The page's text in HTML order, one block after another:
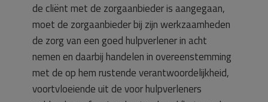
de cliënt met de zorgaanbieder is aangegaan,
moet de zorgaanbieder bij zijn werkzaamheden
de zorg van een goed hulpverlener in acht
nemen en daarbij handelen in overeenstemming
met de op hem rustende verantwoordelijkheid,
voortvloeiende uit de voor hulpverleners